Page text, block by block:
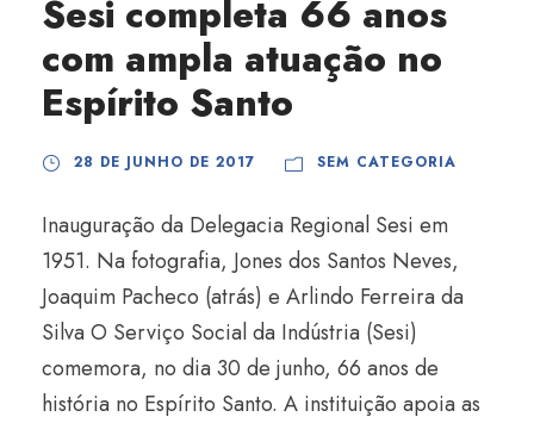
Sesi completa 66 anos
com ampla atuação no
Espírito Santo
28 DE JUNHO DE 2017 SEM CATEGORIA
Inauguração da Delegacia Regional Sesi em
1951. Na fotografia, Jones dos Santos Neves,
Joaquim Pacheco (atrás) e Arlindo Ferreira da
Silva O Serviço Social da Indústria (Sesi)
comemora, no dia 30 de junho, 66 anos de
história no Espírito Santo. A instituição apoia as